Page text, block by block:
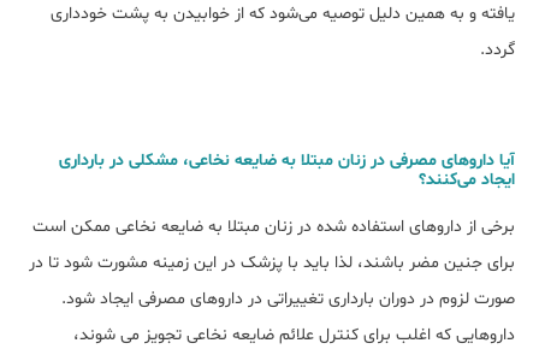
یافته و به همین دلیل توصیه می‌شود که از خوابیدن به پشت خودداری
گردد.
آیا داروهای مصرفی در زنان مبتلا به ضایعه نخاعی، مشکلی در بارداری
ایجاد می‌کنند؟
برخی از دارو‌های استفاده شده در زنان مبتلا به ضایعه نخاعی ممکن است
برای جنین مضر باشند، لذا باید با پزشک در این زمینه مشورت شود تا در
صورت لزوم در دوران بارداری تغییراتی در داروهای مصرفی ایجاد شود.
دارو‌هایی که اغلب برای کنترل علائم ضایعه نخاعی تجویز می شوند،